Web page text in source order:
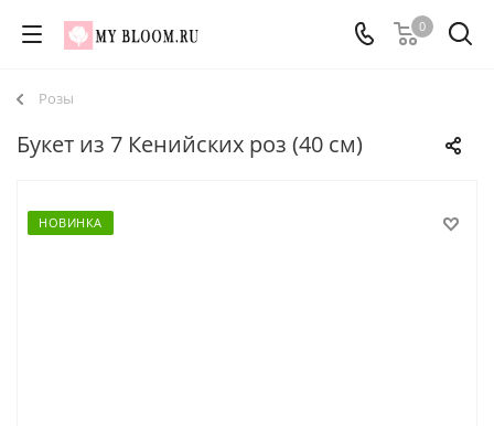
0
Розы
Букет из 7 Кенийских роз (40 см)
НОВИНКА